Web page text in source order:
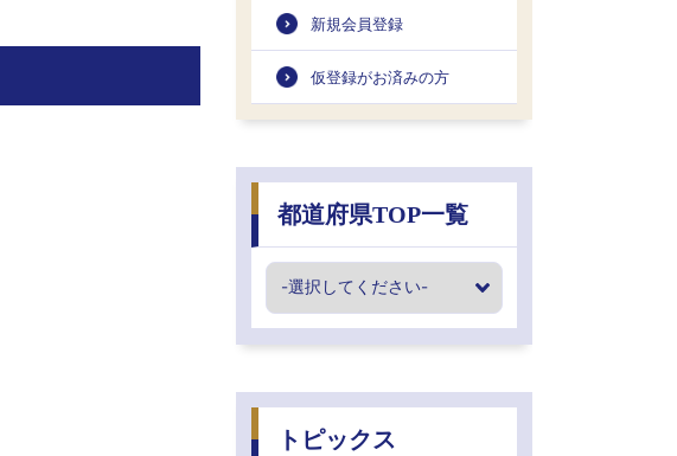
新規会員登録
仮登録がお済みの方
都道府県TOP一覧
トピックス